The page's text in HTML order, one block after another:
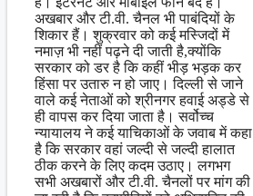
अखबार और टी.वी. चैनल भी पाबंदियों के
शिकार हैं। शुक्रवार को कई मस्जिदों में
नमाज़ भी नहीं पढ़ने दी जाती है,क्योंकि
सरकार को डर है कि कहीं भीड़ भड़क कर
हिंसा पर उतारु न हो जाए। दिल्ली से जाने
वाले कई नेताओं को श्रीनगर हवाई अड्डे से
ही वापस कर दिया जाता है। सर्वोच्च
न्यायालय ने कई याचिकाओं के जवाब में कहा
है कि सरकार वहां जल्दी से जल्दी हालात
ठीक करने के लिए कदम उठाए। लगभग
सभी अखबारों और टी.वी. चैनलों पर मांग की